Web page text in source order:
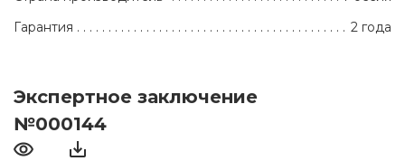
Гарантия
2 года
Экспертное заключение
№000144